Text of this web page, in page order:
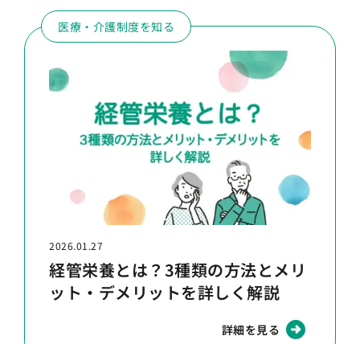
医療・介護制度を知る
2026.01.27
経管栄養とは？3種類の方法とメリ
ット・デメリットを詳しく解説
詳細を見る